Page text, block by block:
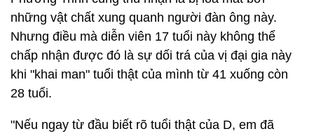
những vật chất xung quanh người đàn ông này.
Nhưng điều mà diễn viên 17 tuổi này không thể
chấp nhận được đó là sự dối trá của vị đại gia này
khi "khai man" tuổi thật của mình từ 41 xuống còn
28 tuổi.
"Nếu ngay từ đầu biết rõ tuổi thật của D, em đã